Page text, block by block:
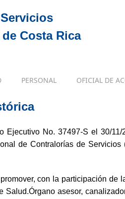
Costa Rica
PERSONAL OFICIAL DE
No. 37497-S el 30/
de Contralorías de
con la participación de
asesor,